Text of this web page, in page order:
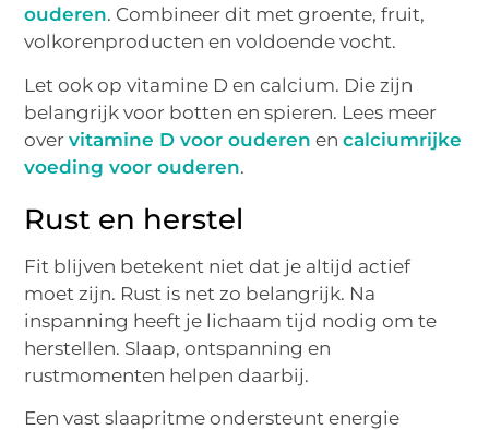
ouderen. Combineer dit met groente, fruit,
volkorenproducten en voldoende vocht.
Let ook op vitamine D en calcium. Die zijn
belangrijk voor botten en spieren. Lees meer
overvitamine D voor ouderen encalciumrijke
voeding voor ouderen.
Rust en herstel
Fit blijven betekent niet dat je altijd actief
moet zijn. Rust is net zo belangrijk. Na
inspanning heeft je lichaam tijd nodig om te
herstellen. Slaap, ontspanning en
rustmomenten helpen daarbij.
Een vast slaapritme ondersteunt energie